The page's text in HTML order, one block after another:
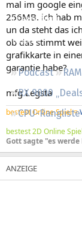
Leserartikel
Regeln
Podcast
RX 9000
CPU-Rangliste
mal im google
256MB. ich hab
un da steht das
ob das stimmt
grafikkarte in
garantie habe?
mfg Legsta
bestest Online Spiel =
bestest 2D Online
Gott sagte "es